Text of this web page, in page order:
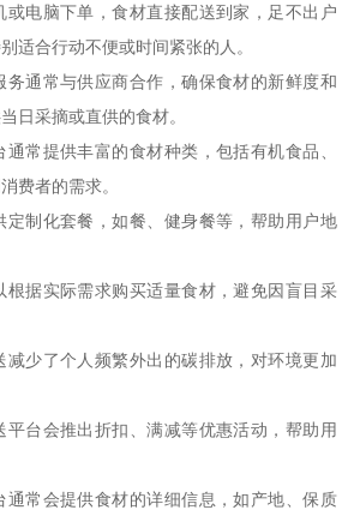
或电脑下单，食材直接配送到家，足不出户
适合行动不便或时间紧张的人。
务通常与供应商合作，确保食材的新鲜度和
日采摘或直供的食材。
常提供丰富的食材种类，包括有机食品、
费者的需求。
定制化套餐，如餐、健身餐等，帮助用户地
根据实际需求购买适量食材，避免因盲目采
减少了个人频繁外出的碳排放，对环境更加
平台会推出折扣、满减等优惠活动，帮助用
通常会提供食材的详细信息，如产地、保质